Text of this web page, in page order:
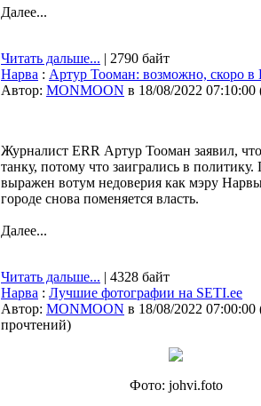
Далее...
Читать дальше... | 2790 байт
Нарва : Артур Тооман: возможно, скоро в
Автор: MONMOON в 18/08/2022 07:10:00
Журналист ERR Артур Тооман заявил,
танку, потому что заигрались в
выражен вотум недоверия как мэру
городе снова поменяется власть.
Далее...
Читать дальше... | 4328 байт
Нарва : Лучшие фотографии на SETI.ee
Автор: MONMOON в 18/08/2022 07:00:00
прочтений)
Фото: johvi.foto